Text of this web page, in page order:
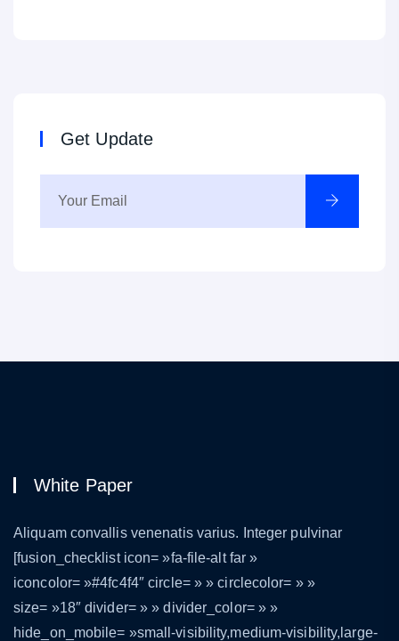
Get Update
White Paper
Aliquam convallis venenatis varius. Integer pulvinar
[fusion_checklist icon= »fa-file-alt far »
iconcolor= »#4fc4f4″ circle= » » circlecolor= » »
size= »18″ divider= » » divider_color= » »
hide_on_mobile= »small-visibility,medium-visibility,large-